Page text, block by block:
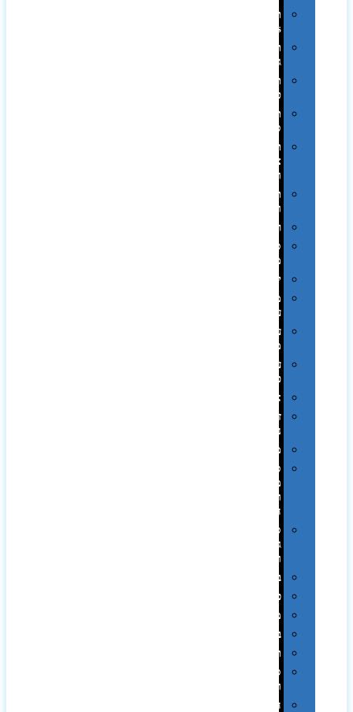
תיקי
Swiss
תיקי
תיקי
טיולים
תיקי
ספורט
תיקי
ומכתביות
תערוכות
וכנסים
רמקולים
סוכריות
ממותגות
יודאיקה
מארזי
עטים
עטי
מתכת
עטי
פלסטיק
אוזניות
זכרונות
ניידים
מפצלים
סביבת
מחשב
וציוד
היקפי
סוללות
גיבוי
ומטענים
ביגוד
כובעים
מגבות
בקבוקים
תרמי
ספלים
וכוסות
הוקרה